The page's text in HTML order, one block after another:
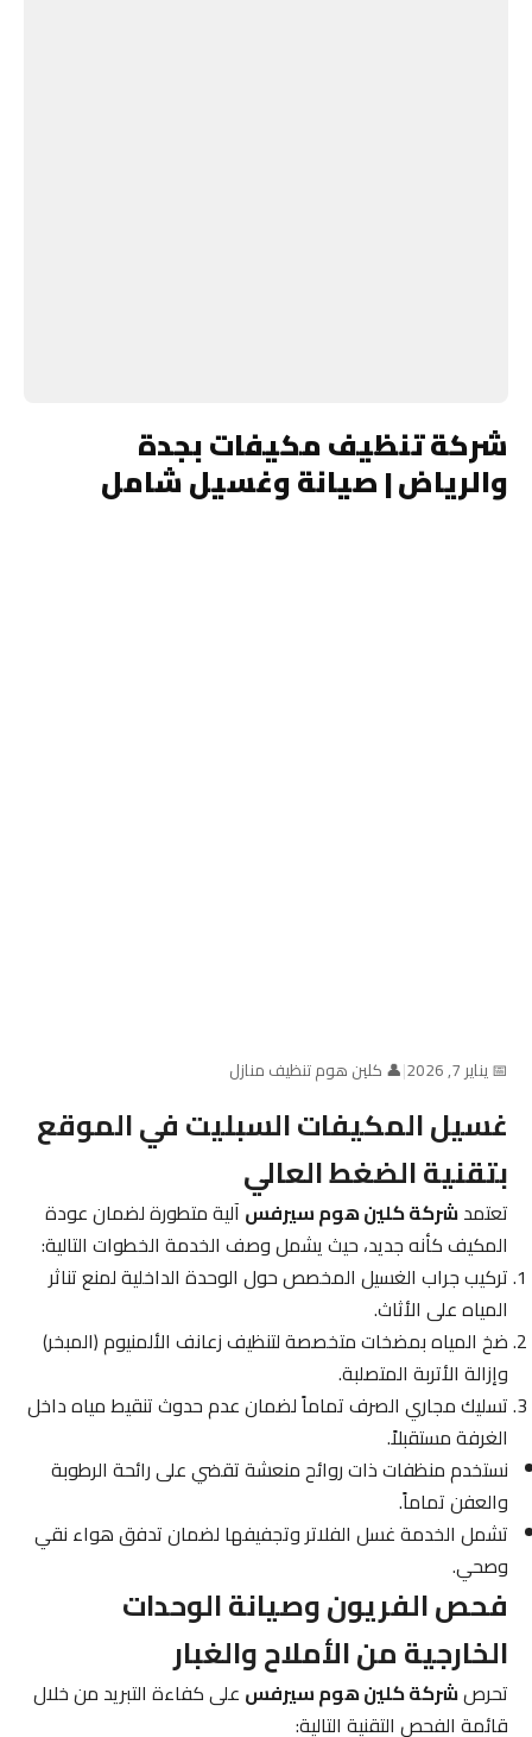
شركة تنظيف مكيفات بجدة
والرياض | صيانة وغسيل شامل
📅 يناير 7, 2026 |👤 كلين هوم تنظيف منازل
غسيل المكيفات السبليت في الموقع
بتقنية الضغط العالي
تعتمدشركة كلين هوم سيرفسآلية متطورة لضمان عودة
المكيف كأنه جديد، حيث يشمل وصف الخدمة الخطوات التالية:
تركيب جراب الغسيل المخصص حول الوحدة الداخلية لمنع تناثر
المياه على الأثاث.
ضخ المياه بمضخات متخصصة لتنظيف زعانف الألمنيوم (المبخر)
وإزالة الأتربة المتصلبة.
تسليك مجاري الصرف تماماً لضمان عدم حدوث تنقيط مياه داخل
الغرفة مستقبلاً.
نستخدم منظفات ذات روائح منعشة تقضي على رائحة الرطوبة
والعفن تماماً.
تشمل الخدمة غسل الفلاتر وتجفيفها لضمان تدفق هواء نقي
وصحي.
فحص الفريون وصيانة الوحدات
الخارجية من الأملاح والغبار
تحرصشركة كلين هوم سيرفسعلى كفاءة التبريد من خلال
قائمة الفحص التقنية التالية: